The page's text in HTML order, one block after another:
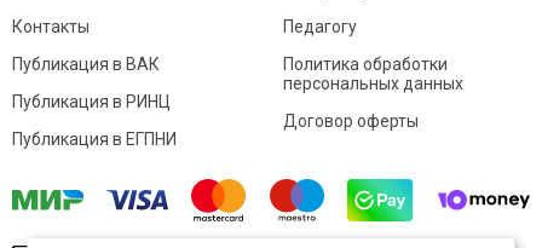
Контакты
Педагогу
Публикация в ВАК
Публикация в РИНЦ
Публикация в ЕГПНИ
Политика обработки
персональных данных
Договор оферты